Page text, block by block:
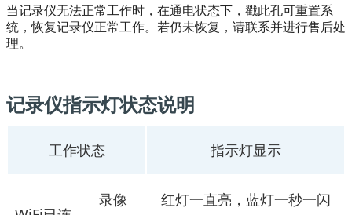
当记录仪无法正常工作时，在通电状态下，戳此孔可重置系
统，恢复记录仪正常工作。若仍未恢复，请联系并进行售后处
理。
记录仪指示灯状态说明
工作状态 指示灯显示
录像 红灯一直亮，蓝灯一秒一闪